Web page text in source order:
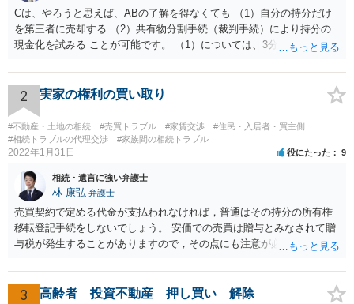
Cは、やろうと思えば、ABの了解を得なくても （1）自分の持分だけ
を第三者に売却する （2）共有物分割手続（裁判手続）により持分の
現金化を試みる ことが可能です。 （1）については、3分の1の持分だ
ですし、買取価格は非常に安くなりますが、近年は「持分だけでも買
い取ります」という業者が出てきています。 （2）については、裁判
手続を粛々と進めることにより、土地を切り分けて取得したり、全体
を競売にかけたりすることができるようになります。こちらも経費が
多くかかり、最終的な手残りの金額は多くありませんし、手間がかか
ります。Cが外国にいるのならなおさらです。 Cが上記（1）（2）を
認識しているかどうかはわかりませんが、Cにとっては、上記（1）
（2）の方法よりも手残りが多くなるような金額であれば、ABに買い
取りをしてもらうほうが「合理的」ということになります。 他の先生
方が回答しているように、相続税路線価や固定資産税評価額から計算
した時価を3分して、使用借権の10％を控除した金額というのが公平中
立な金額の算定方法の一つであることに間違いはありません。 しか
すから、ABとしては、上記を考慮して、できる限り有利な金額を提案
し、交渉していくことがよろしいように思います。 Cが上記（1）
2 実家の権利の買い取り
#不動産・土地の相続 #売買トラブル #家賃交渉
#住民・入居者・買主側
#相続トラブルの代理交渉
#家族間の相続トラブル
2022年1月31日 役にたった 9
相続・遺言に強い弁護士
林 康弘 弁護士
売買契約で定める代金が支払われなければ，普通はその持分の所有権
移転登記手続をしないでしょう。 安価での売買は贈与とみなされて贈
与税が発生することがありますので，その点にも注意が必要です。 い
まれることをおすすめします。
3 高齢者 投資不動産 押し買い 解除